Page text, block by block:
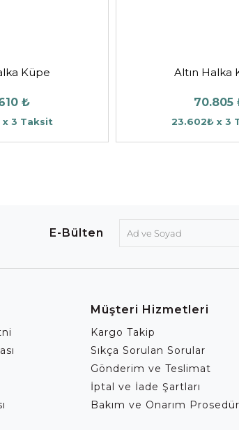
Küpe
₺
3 Taksit
Altın Halka
70.805
23.602₺ x 3
E-Bülten
Müşteri Hizmetleri
Kargo Takip
Sıkça Sorulan Sorular
Gönderim ve Teslimat
İptal ve İade Şartları
Bakım ve Onarım